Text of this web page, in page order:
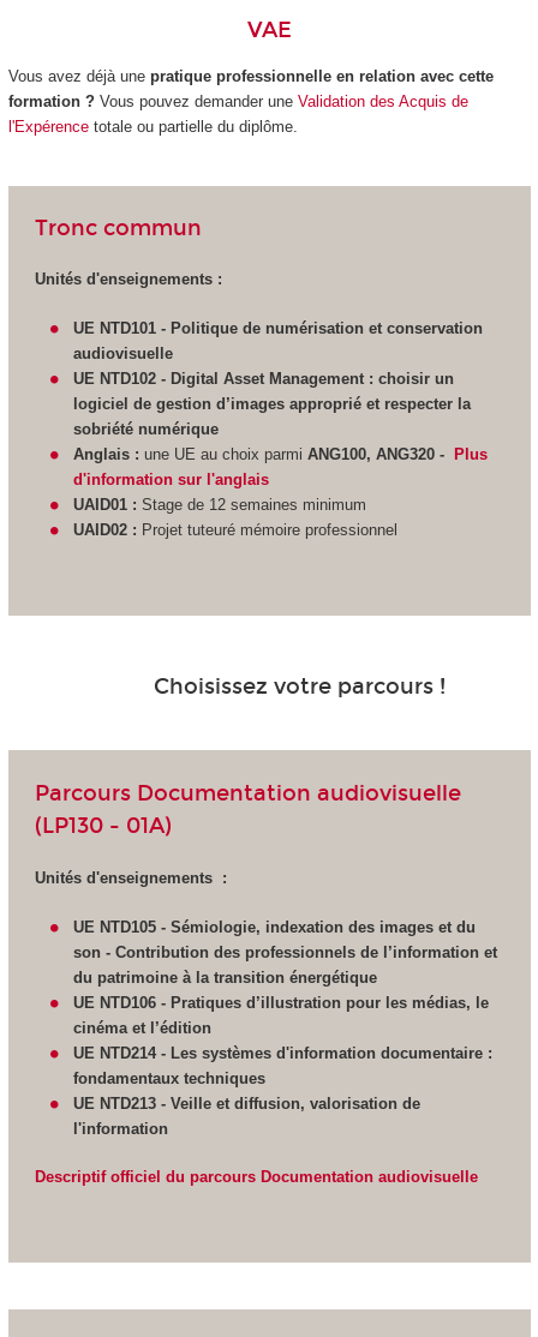
VAE
Vous avez déjà unepratique professionnelle en relation avec cette
formation ?Vous pouvez demander une Validation des Acquis de
l'Expérencetotale ou partielle du diplôme.
Tronc commun
Unités d'enseignements :
UE NTD101 - Politique de numérisation et conservation
audiovisuelle
UE NTD102 - Digital Asset Management : choisir un
logiciel de gestion d’images approprié et respecter la
sobriété numérique
Anglais : une UE au choix parmiANG100, ANG320 -
Plus
d'information sur l'anglais
UAID01 :Stage de 12 semaines minimum
UAID02 : Projet tuteuré mémoire professionnel
Choisissez votre parcours !
Parcours Documentation audiovisuelle
(LP130 - 01A)
Unités d'enseignements :
UE NTD105 - Sémiologie, indexation des images et du
son - Contribution des professionnels de l’information et
du patrimoine à la transition énergétique
UE NTD106 - Pratiques d’illustration pour les médias, le
cinéma et l’édition
UE NTD214 - Les systèmes d'information documentaire :
fondamentaux techniques
UE NTD213 - Veille et diffusion, valorisation de
l'information
Descriptif officiel du parcours Documentation audiovisuelle